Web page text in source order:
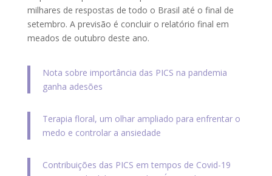
milhares de respostas de todo o Brasil até o final de
setembro. A previsão é concluir o relatório final em
meados de outubro deste ano.
Nota sobre importância das PICS na pandemia
ganha adesões
Terapia floral, um olhar ampliado para enfrentar o
medo e controlar a ansiedade
Contribuições das PICS em tempos de Covid-19